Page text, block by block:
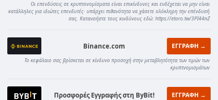
Οι επενδύσεις σε κρυπτονομίσματα είναι επικίνδυνες και ενδέχεται να μην είναι
κατάλληλες για ιδιώτες επενδυτές· υπάρχει πιθανότητα να χάσετε ολόκληρη την επένδυσή
σας. Κατανοήστε τους κινδύνους εδώ: https://etoro.tw/3PI44nZ
Binance.com ΕΓΓΡΑΦΗ →
Το κεφάλαιο σας βρίσκεται σε κίνδυνο προσοχή στην μεταβλητότητα των τιμών των
κρυπτνομισμάτων
Προσφορές Εγγραφής στη ByBit! ΕΓΓΡΑΦΗ →